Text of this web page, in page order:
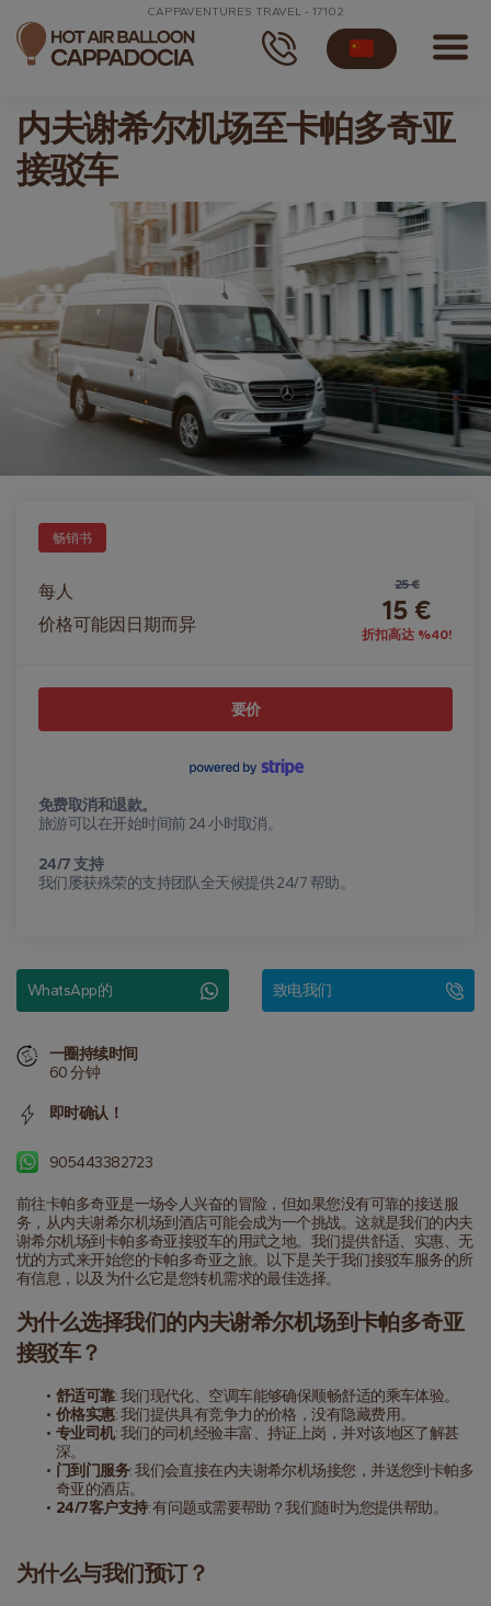
CAPPAVENTURES TRAVEL - 17102
内夫谢希尔机场至卡帕多奇亚
接驳车
前往卡帕多奇亚是一场令人兴奋的冒险，但如果您没有可靠的接送服
务，从内夫谢希尔机场到酒店可能会成为一个挑战。这就是我们的内夫
谢希尔机场到卡帕多奇亚接驳车的用武之地。我们提供舒适、实惠、无
忧的方式来开始您的卡帕多奇亚之旅。以下是关于我们接驳车服务的所
有信息，以及为什么它是您转机需求的最佳选择。
为什么选择我们的内夫谢希尔机场到卡帕多奇亚
接驳车？
舒适可靠: 我们现代化、空调车能够确保顺畅舒适的乘车体验。
价格实惠: 我们提供具有竞争力的价格，没有隐藏费用。
专业司机: 我们的司机经验丰富、持证上岗，并对该地区了解甚
深。
门到门服务: 我们会直接在内夫谢希尔机场接您，并送您到卡帕多
奇亚的酒店。
24/7客户支持: 有问题或需要帮助？我们随时为您提供帮助。
为什么与我们预订？
畅销书
每人
价格可能因日期而异
25 €
15 €
折扣高达 %40!
要价
免费取消和退款。
旅游可以在开始时间前 24 小时取消。
24/7 支持
我们屡获殊荣的支持团队全天候提供 24/7 帮助。
WhatsApp的 致电我们
一圈持续时间
60 分钟
即时确认！
905443382723